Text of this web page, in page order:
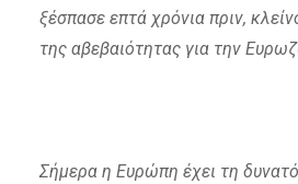
ξέσπασε επτά χρόνια πριν,
της αβεβαιότητας για την
Σήμερα η Ευρώπη έχει τη